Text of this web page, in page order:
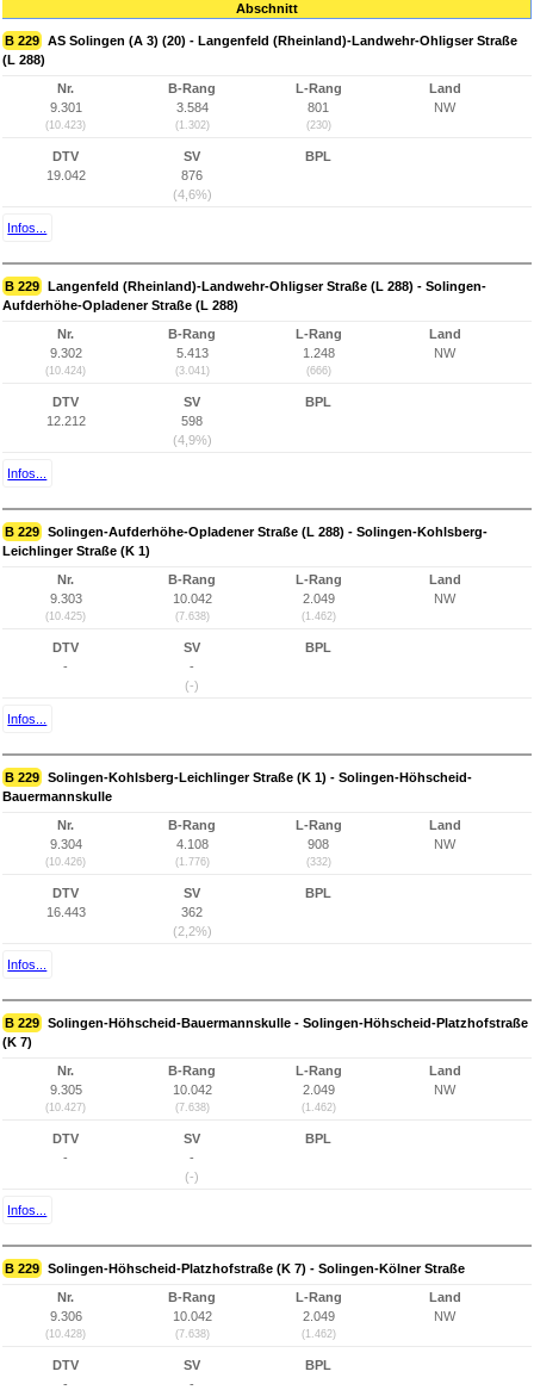
Abschnitt
B 229 AS Solingen (A 3) (20) - Langenfeld (Rheinland)-Landwehr-Ohligser Straße
(L 288)
Nr.
9.301
(10.423)
B-Rang
3.584
(1.302)
L-Rang
801
(230)
Land
NW
DTV
19.042
SV
876
(4,6%)
BPL
Infos...
B 229 Langenfeld (Rheinland)-Landwehr-Ohligser Straße (L 288) - Solingen-
Aufderhöhe-Opladener Straße (L 288)
Nr.
9.302
(10.424)
B-Rang
5.413
(3.041)
L-Rang
1.248
(666)
Land
NW
DTV
12.212
SV
598
(4,9%)
BPL
Infos...
B 229 Solingen-Aufderhöhe-Opladener Straße (L 288) - Solingen-Kohlsberg-
Leichlinger Straße (K 1)
Nr.
9.303
(10.425)
B-Rang
10.042
(7.638)
L-Rang
2.049
(1.462)
Land
NW
DTV
-
SV
-
(-)
BPL
Infos...
B 229 Solingen-Kohlsberg-Leichlinger Straße (K 1) - Solingen-Höhscheid-
Bauermannskulle
Nr.
9.304
(10.426)
B-Rang
4.108
(1.776)
L-Rang
908
(332)
Land
NW
DTV
16.443
SV
362
(2,2%)
BPL
Infos...
B 229 Solingen-Höhscheid-Bauermannskulle - Solingen-Höhscheid-Platzhofstraße
(K 7)
Nr.
9.305
(10.427)
B-Rang
10.042
(7.638)
L-Rang
2.049
(1.462)
Land
NW
DTV
-
SV
-
(-)
BPL
Infos...
B 229 Solingen-Höhscheid-Platzhofstraße (K 7) - Solingen-Kölner Straße
Nr.
9.306
(10.428)
B-Rang
10.042
(7.638)
L-Rang
2.049
(1.462)
Land
NW
DTV
-
SV
-
BPL